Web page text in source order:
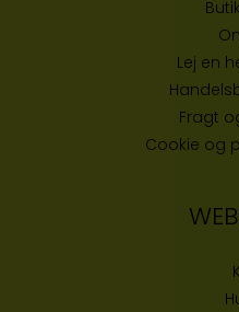
Lej en
Fragt
Cookie og